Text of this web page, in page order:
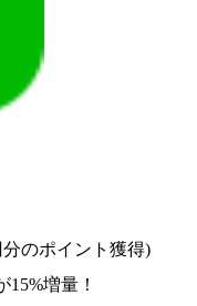
分のポイント獲得)
15%増量！